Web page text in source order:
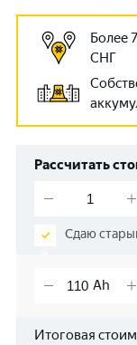
Более
СНГ
Рассчитать
Сдаю
Итоговая